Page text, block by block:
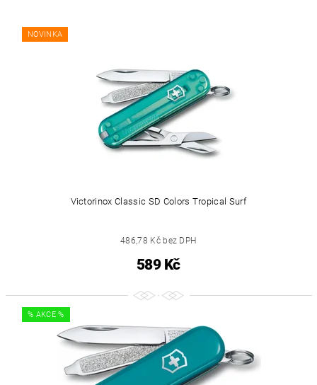
NOVINKA
Victorinox Classic SD Colors Tropical Surf
486,78 Kč bez DPH
589 Kč
% AKCE %